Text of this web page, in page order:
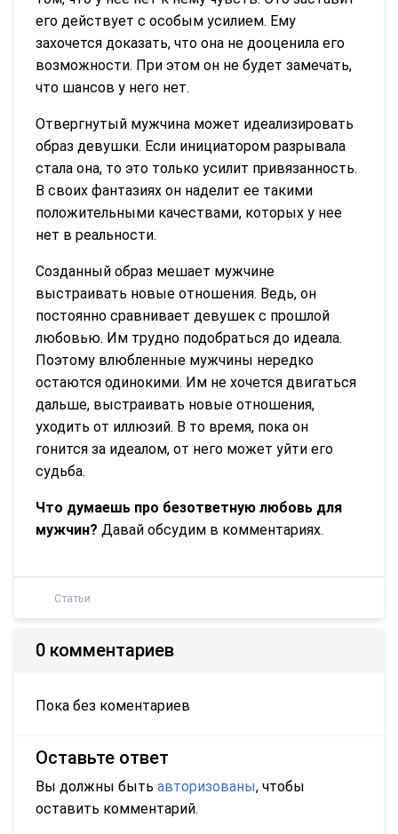
его действует с особым усилием. Ему
захочется доказать, что она не дооценила его
возможности. При этом он не будет замечать,
что шансов у него нет.
Отвергнутый мужчина может идеализировать
образ девушки. Если инициатором разрывала
стала она, то это только усилит привязанность.
В своих фантазиях он наделит ее такими
положительными качествами, которых у нее
нет в реальности.
Созданный образ мешает мужчине
выстраивать новые отношения. Ведь, он
постоянно сравнивает девушек с прошлой
любовью. Им трудно подобраться до идеала.
Поэтому влюбленные мужчины нередко
остаются одинокими. Им не хочется двигаться
дальше, выстраивать новые отношения,
уходить от иллюзий. В то время, пока он
гонится за идеалом, от него может уйти его
судьба.
Что думаешь про безответную любовь для
мужчин? Давай обсудим в комментариях.
Статьи
0 комментариев
Пока без коментариев
Оставьте ответ
Вы должны быть авторизованы, чтобы
оставить комментарий.